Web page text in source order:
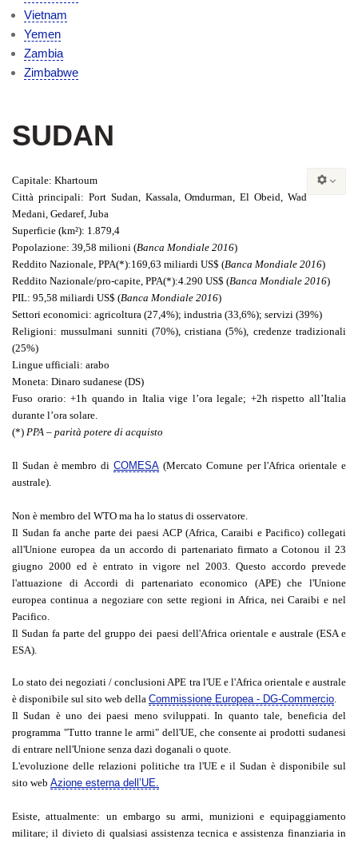
Vietnam
Yemen
Zambia
Zimbabwe
SUDAN
Capitale: Khartoum
Città principali: Port Sudan, Kassala, Omdurman, El Obeid, Wad
Medani, Gedaref, Juba
Superficie (km²): 1.879,4
Popolazione: 39,58 milioni (Banca Mondiale 2016)
Reddito Nazionale, PPA(*):169,63 miliardi US$ (Banca Mondiale 2016)
Reddito Nazionale/pro-capite, PPA(*):4.290 US$ (Banca Mondiale 2016)
PIL: 95,58 miliardi US$ (Banca Mondiale 2016)
Settori economici: agricoltura (27,4%); industria (33,6%); servizi (39%)
Religioni: mussulmani sunniti (70%), cristiana (5%), credenze tradizionali
(25%)
Lingue ufficiali: arabo
Moneta: Dinaro sudanese (DS)
Fuso orario: +1h quando in Italia vige l’ora legale; +2h rispetto all’Italia
durante l’ora solare.
(*) PPA – parità potere di acquisto
Il Sudan è membro diCOMESA (Mercato Comune per l'Africa orientale e
australe).
Non è membro del WTO ma ha lo status di osservatore.
Il Sudan fa anche parte dei paesi ACP (Africa, Caraibi e Pacifico) collegati
all'Unione europea da un accordo di partenariato firmato a Cotonou il 23
giugno 2000 ed è entrato in vigore nel 2003. Questo accordo prevede
l'attuazione di Accordi di partenariato economico (APE) che l'Unione
europea continua a negoziare con sette regioni in Africa, nei Caraibi e nel
Pacifico.
Il Sudan fa parte del gruppo dei paesi dell'Africa orientale e australe (ESA e
ESA).
Lo stato dei negoziati / conclusioni APE tra l'UE e l'Africa orientale e australe
è disponibile sul sito web della Commissione Europea - DG-Commercio.
Il Sudan è uno dei paesi meno sviluppati. In quanto tale, beneficia del
programma "Tutto tranne le armi" dell'UE, che consente ai prodotti sudanesi
di entrare nell'Unione senza dazi doganali o quote.
L'evoluzione delle relazioni politiche tra l'UE e il Sudan è disponibile sul
sito web Azione esterna dell’UE.
Esiste, attualmente: un embargo su armi, munizioni e equipaggiamento
militare; il divieto di qualsiasi assistenza tecnica e assistenza finanziaria in